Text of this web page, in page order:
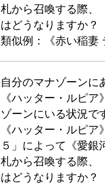
札から召喚する際、
はどうなりますか？
類似例：《赤い稲妻
自分のマナゾーンに
《ハッター・ルピ
ゾーンにいる状況で
《ハッター・ルピ
５」によって《愛銀
札から召喚する際、
はどうなりますか？